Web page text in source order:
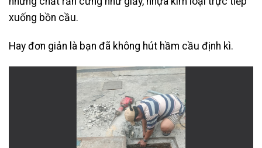
xuống bồn cầu.
Hay đơn giản là bạn đã không hút hầm cầu định kì.